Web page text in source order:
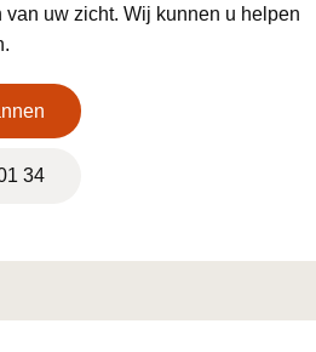
van uw zicht. Wij kunnen u helpen
34